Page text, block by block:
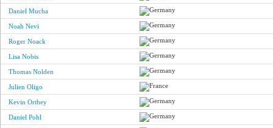
Daniel Mucha
Noah Nevi
Roger Noack
Lisa Nobis
Thomas Nolden
Julien Oligo
Kevin Orthey
Daniel Pohl